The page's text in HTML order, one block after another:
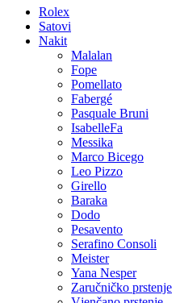
Rolex
Satovi
Nakit
Malalan
Fope
Pomellato
Fabergé
Pasquale Bruni
IsabelleFa
Messika
Marco Bicego
Leo Pizzo
Girello
Baraka
Dodo
Pesavento
Serafino Consoli
Meister
Yana Nesper
Zaručničko prstenje